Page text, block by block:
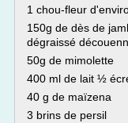
1 chou-fleur
150g de dès de
dégraissé
50g de mimolette
400 ml de lait ½
40 g de maïzena
3 brins de persil